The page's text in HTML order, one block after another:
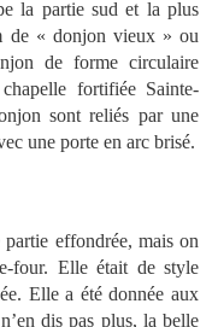
la partie sud et la plus
de « donjon vieux » ou
de forme circulaire
fortifiée Sainte-
sont reliés par une
une porte en arc brisé.
effondrée, mais on
four. Elle était de style
Elle a été donnée aux
dis pas plus, la belle